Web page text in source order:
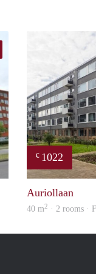
€ 1022
Auriollaan
40 m2 · 2 rooms ·